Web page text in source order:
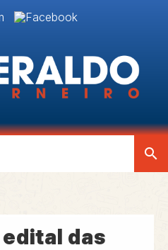
search
das